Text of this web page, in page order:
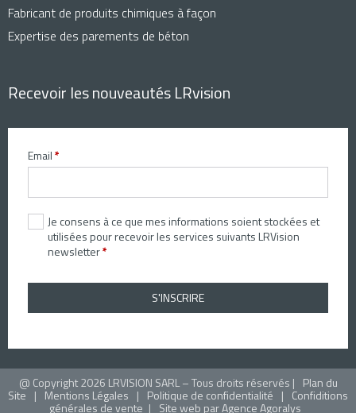
Fabricant de produits chimiques à façon
Expertise des parements de béton
Recevoir les nouveautés LRvision
Email*
Je consens à ce que mes informations soient stockées et
utilisées pour recevoir les services suivants LRVision
newsletter*
S'INSCRIRE
@ Copyright 2026 LRVISION SARL – Tous droits réservés | Plan du
Site | Mentions Légales | Politique de confidentialité | Confiditions
générales de vente | Site web par Agence Agoralys